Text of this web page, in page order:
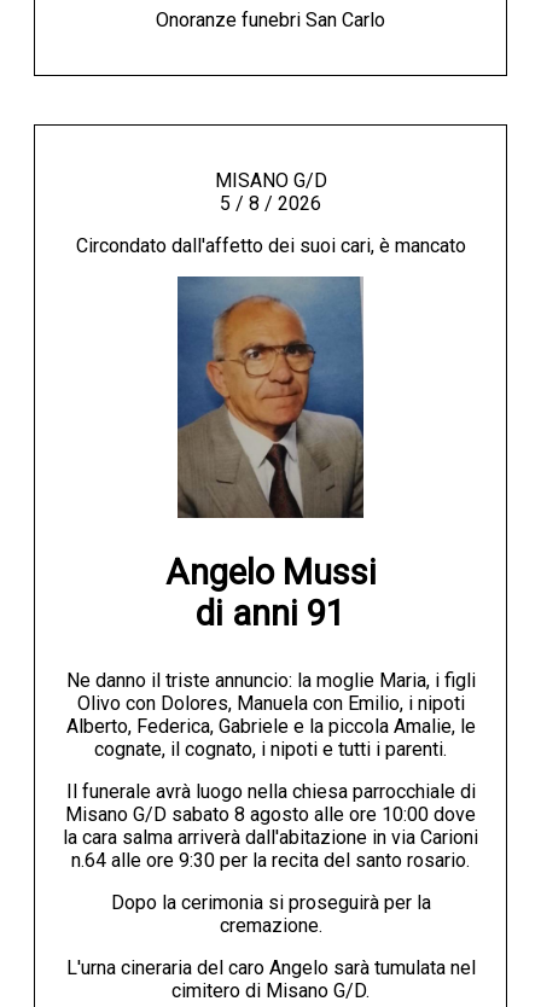
Onoranze funebri San Carlo
MISANO G/D
5 / 8 / 2026
Circondato dall'affetto dei suoi cari, è mancato
Angelo Mussi
di anni 91
Ne danno il triste annuncio: la moglie Maria, i figli
Olivo con Dolores, Manuela con Emilio, i nipoti
Alberto, Federica, Gabriele e la piccola Amalie, le
cognate, il cognato, i nipoti e tutti i parenti.
Il funerale avrà luogo nella chiesa parrocchiale di
Misano G/D sabato 8 agosto alle ore 10:00 dove
la cara salma arriverà dall'abitazione in via Carioni
n.64 alle ore 9:30 per la recita del santo rosario.
Dopo la cerimonia si proseguirà per la
cremazione.
L'urna cineraria del caro Angelo sarà tumulata nel
cimitero di Misano G/D.